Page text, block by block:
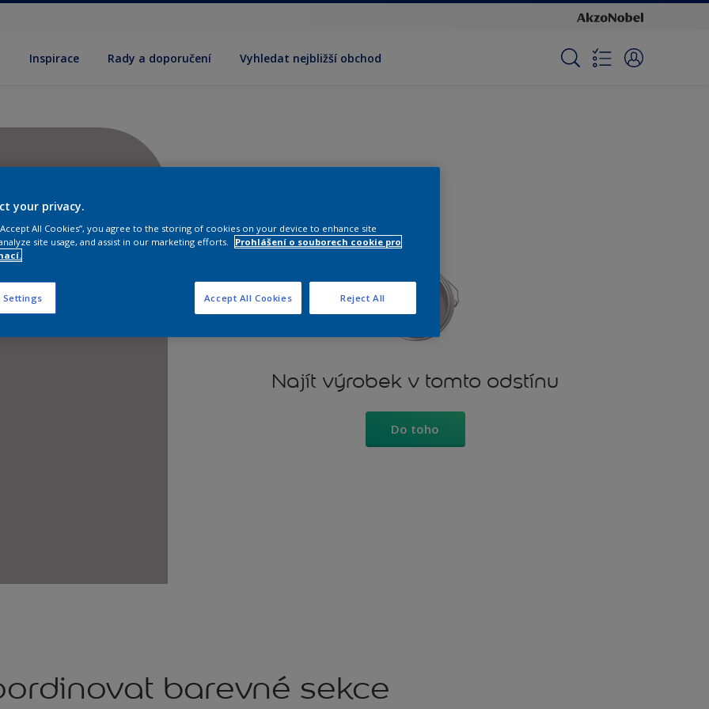
Inspirace Rady a doporučení Vyhledat nejbližší obchod
Najít výrobek v tomto odstínu
Do toho
barevné sekce
your privacy.
All Cookies”, you agree to the storing of cookies on your device to enhance site
site usage, and assist in our marketing efforts.
Prohlášení o souborech cookie pro
Settings Reject All
Accept All Cookies